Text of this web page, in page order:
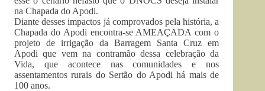
na Chapada do Apodi.
Diante desses impactos já comprovados pela história, a
Chapada do Apodi encontra-se AMEAÇADA com o
projeto de irrigação da Barragem Santa Cruz em
Apodi que vem na contramão dessa celebração da
Vida, que acontece nas comunidades e nos
assentamentos rurais do Sertão do Apodi há mais de
100 anos.